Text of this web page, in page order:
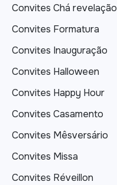
Convites Chá revelação
Convites Formatura
Convites Inauguração
Convites Halloween
Convites Happy Hour
Convites Casamento
Convites Mêsversário
Convites Missa
Convites Réveillon